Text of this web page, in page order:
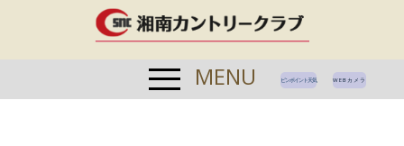
ピンポイント天気 WEBカメラ
MENU